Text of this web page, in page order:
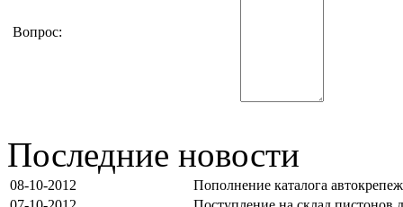
Вопрос:
Последние новости
08-10-2012
Пополнение каталога